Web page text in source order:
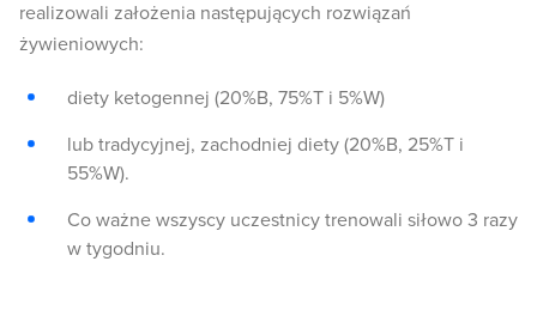
realizowali założenia następujących rozwiązań
żywieniowych:
diety ketogennej (20%B, 75%T i 5%W)
lub tradycyjnej, zachodniej diety (20%B, 25%T i
55%W).
Co ważne wszyscy uczestnicy trenowali siłowo 3 razy
w tygodniu.